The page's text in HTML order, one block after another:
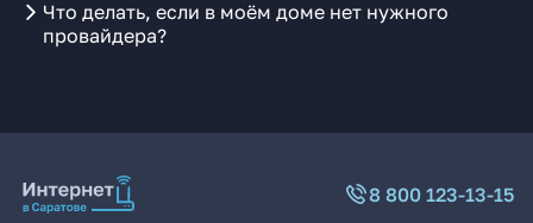
Что делать, если в моём доме нет нужного
провайдера?
8 800 123-13-15